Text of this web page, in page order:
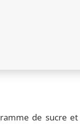
de sucre